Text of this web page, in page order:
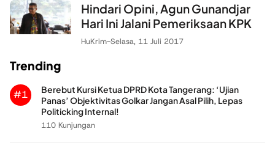
Hindari Opini, Agun Gunandjar
Hari Ini Jalani Pemeriksaan KPK
HuKrim-Selasa, 11 Juli 2017
Trending
#1
Berebut Kursi Ketua DPRD Kota Tangerang: ‘Ujian
Panas’ Objektivitas Golkar Jangan Asal Pilih, Lepas
Politicking Internal!
110 Kunjungan